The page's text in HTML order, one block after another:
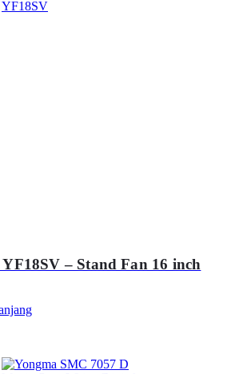
– Stand Fan 16 inch